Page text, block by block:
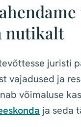
nutikalt
juristi
vajadused ja
võimaluse
ja seda